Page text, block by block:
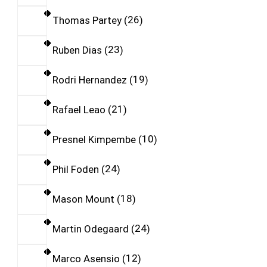
Thomas Partey 26
Ruben Dias 23
Rodri Hernandez 19
Rafael Leao 21
Presnel Kimpembe 10
Phil Foden 24
Mason Mount 18
Martin Odegaard 24
Marco Asensio 12